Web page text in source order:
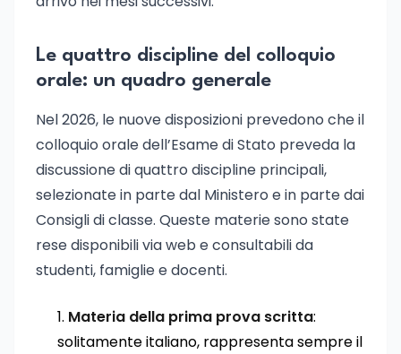
Le quattro discipline del colloquio
orale: un quadro generale
Nel 2026, le nuove disposizioni prevedono che il
colloquio orale dell’Esame di Stato preveda la
discussione di quattro discipline principali,
selezionate in parte dal Ministero e in parte dai
Consigli di classe. Queste materie sono state
rese disponibili via web e consultabili da
studenti, famiglie e docenti.
Materia della prima prova scritta:
solitamente italiano, rappresenta sempre il